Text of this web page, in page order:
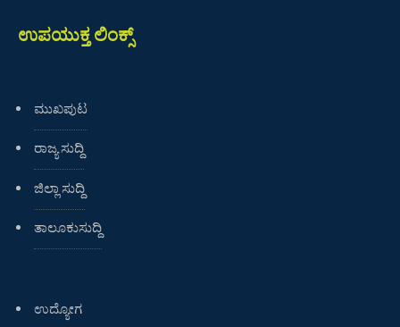
ಉಪಯುಕ್ತ ಲಿಂಕ್ಸ್
ಮುಖಪುಟ
ರಾಜ್ಯ ಸುದ್ದಿ
ಜಿಲ್ಲಾ ಸುದ್ದಿ
ತಾಲೂಕುಸುದ್ದಿ
ಉದ್ಯೋಗ